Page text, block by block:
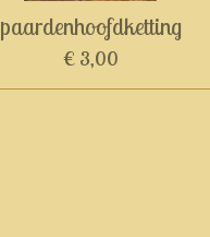
paardenhoofdketting
€ 3,00